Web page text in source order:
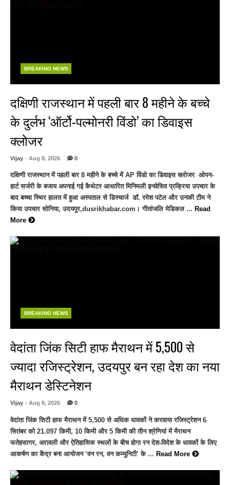
BREAKING NEWS
दक्षिणी राजस्थान में पहली बार 8 महीने के बच्चे
के दुर्लभ ‘ऑर्टो-पल्मोनरी विंडो’ का डिवाइस
क्लोजर
Vijay - Aug 8, 2026 0
दक्षिणी राजस्थान में पहली बार 8 महीने के बच्चे में AP विंडो का डिवाइस क्लोजर ओपन-
हार्ट सर्जरी के बजाय अपनाई गई कैथेटर आधारित मिनिमली इनवेसिव प्रक्रिया उपचार के
बाद बच्चा स्थिर हालत में हुआ अस्पताल से डिस्चार्ज डॉ. रमेश पटेल और उनकी टीम ने
किया उपचार सोनिया, उदयपुर,dusrikhabar.com। गीतांजलि मेडिकल ... Read
More
BREAKING NEWS
वेदांता जिंक सिटी हाफ मैराथन में 5,500 से
ज्यादा रजिस्ट्रेशन, उदयपुर बन रहा देश का नया
मैराथन डेस्टिनेशन
Vijay - Aug 8, 2026 0
वेदांता जिंक सिटी हाफ मैराथन में 5,500 से अधिक धावकों ने करवाया रजिस्ट्रेशन 6
सितंबर को 21.097 किमी, 10 किमी और 5 किमी की तीन श्रेणियां में मैराथन
फतेहसागर, अरावली और ऐतिहासिक स्थलों के बीच होगा रन देश-विदेश के धावकों के लिए
आकर्षण का केंद्र बना आयोजन ‘वन रन, वन कम्युनिटी’ के ... Read More